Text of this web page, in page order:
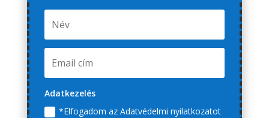
Adatkezelés
*Elfogadom az Adatvédelmi nyilatkozatot